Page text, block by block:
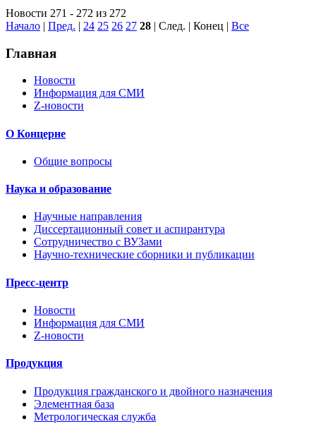
Новости 271 - 272 из 272
Начало | Пред. | 24 25 26 27 28 | След. | Конец | Все
Главная
Новости
Информация для СМИ
Z-новости
О Концерне
Общие вопросы
Наука и образование
Научные направления
Диссертационный совет и аспирантура
Сотрудничество с ВУЗами
Научно-технические сборники и публикации
Пресс-центр
Новости
Информация для СМИ
Z-новости
Продукция
Продукция гражданского и двойного назначения
Элементная база
Метрологическая служба